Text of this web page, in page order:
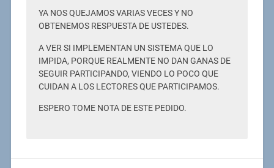
YA NOS QUEJAMOS VARIAS VECES Y NO
OBTENEMOS RESPUESTA DE USTEDES.
A VER SI IMPLEMENTAN UN SISTEMA QUE LO
IMPIDA, PORQUE REALMENTE NO DAN GANAS DE
SEGUIR PARTICIPANDO, VIENDO LO POCO QUE
CUIDAN A LOS LECTORES QUE PARTICIPAMOS.
ESPERO TOME NOTA DE ESTE PEDIDO.